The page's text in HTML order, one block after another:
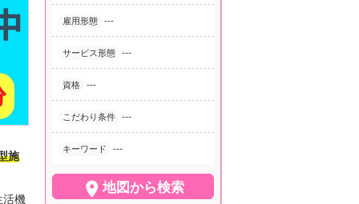
雇用形態 ---
サービス形態 ---
資格 ---
こだわり条件 ---
キーワード ---
 地図から検索
施
活機